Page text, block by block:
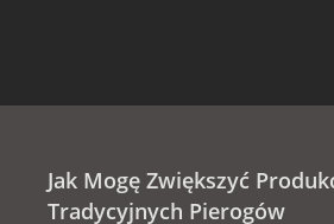
Jak Mogę Zwiększyć
Tradycyjnych Pierogów